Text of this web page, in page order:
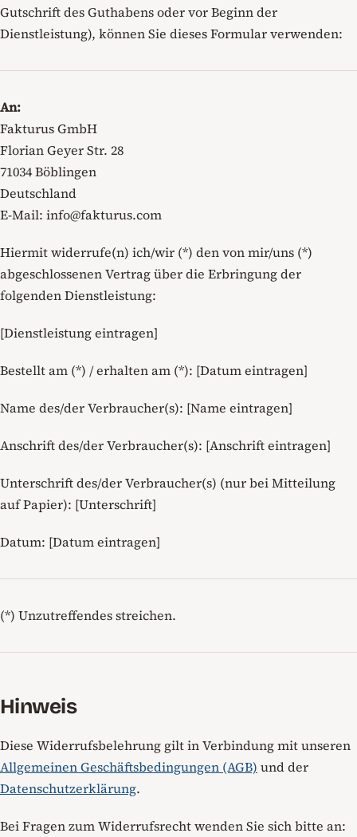
Gutschrift des Guthabens oder vor Beginn der
Dienstleistung), können Sie dieses Formular verwenden:
An:
Fakturus GmbH
Florian Geyer Str. 28
71034 Böblingen
Deutschland
E-Mail: info@fakturus.com
Hiermit widerrufe(n) ich/wir (*) den von mir/uns (*)
abgeschlossenen Vertrag über die Erbringung der
folgenden Dienstleistung:
[Dienstleistung eintragen]
Bestellt am (*) / erhalten am (*): [Datum eintragen]
Name des/der Verbraucher(s): [Name eintragen]
Anschrift des/der Verbraucher(s): [Anschrift eintragen]
Unterschrift des/der Verbraucher(s) (nur bei Mitteilung
auf Papier): [Unterschrift]
Datum: [Datum eintragen]
(*) Unzutreffendes streichen.
Hinweis
Diese Widerrufsbelehrung gilt in Verbindung mit unseren
Allgemeinen Geschäftsbedingungen (AGB) und der
Datenschutzerklärung.
Bei Fragen zum Widerrufsrecht wenden Sie sich bitte an: